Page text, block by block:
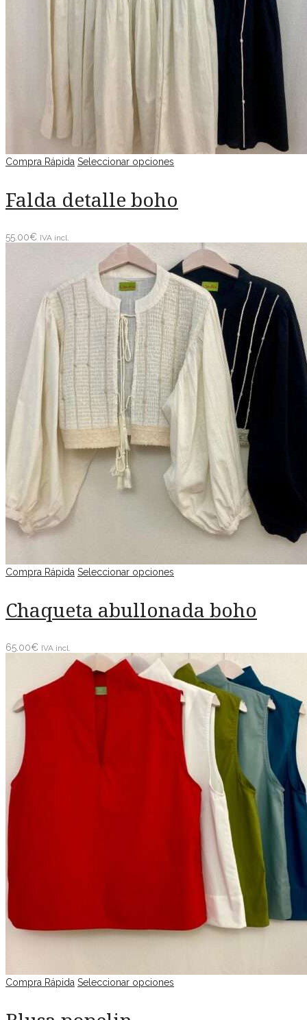
Compra Rápida Seleccionar opciones
Falda detalle boho
55.00€ IVA incl.
Compra Rápida Seleccionar opciones
Chaqueta abullonada boho
65.00€ IVA incl.
Compra Rápida Seleccionar opciones